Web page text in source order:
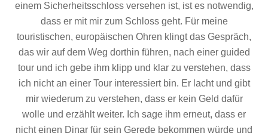
einem Sicherheitsschloss versehen ist, ist es notwendig,
dass er mit mir zum Schloss geht. Für meine
touristischen, europäischen Ohren klingt das Gespräch,
das wir auf dem Weg dorthin führen, nach einer guided
tour und ich gebe ihm klipp und klar zu verstehen, dass
ich nicht an einer Tour interessiert bin. Er lacht und gibt
mir wiederum zu verstehen, dass er kein Geld dafür
wolle und erzählt weiter. Ich sage ihm erneut, dass er
nicht einen Dinar für sein Gerede bekommen würde und